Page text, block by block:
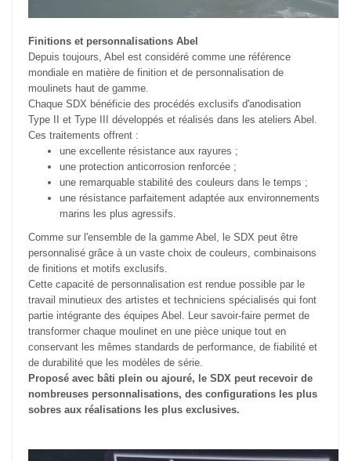
Finitions et personnalisations Abel
Depuis toujours, Abel est considéré comme une référence
mondiale en matière de finition et de personnalisation de
moulinets haut de gamme.
Chaque SDX bénéficie des procédés exclusifs d'anodisation
Type II et Type III développés et réalisés dans les ateliers Abel.
Ces traitements offrent :
une excellente résistance aux rayures ;
une protection anticorrosion renforcée ;
une remarquable stabilité des couleurs dans le temps ;
une résistance parfaitement adaptée aux environnements
marins les plus agressifs.
Comme sur l'ensemble de la gamme Abel, le SDX peut être
personnalisé grâce à un vaste choix de couleurs, combinaisons
de finitions et motifs exclusifs.
Cette capacité de personnalisation est rendue possible par le
travail minutieux des artistes et techniciens spécialisés qui font
partie intégrante des équipes Abel. Leur savoir-faire permet de
transformer chaque moulinet en une pièce unique tout en
conservant les mêmes standards de performance, de fiabilité et
de durabilité que les modèles de série.
Proposé avec bâti plein ou ajouré, le SDX peut recevoir de
nombreuses personnalisations, des configurations les plus
sobres aux réalisations les plus exclusives.